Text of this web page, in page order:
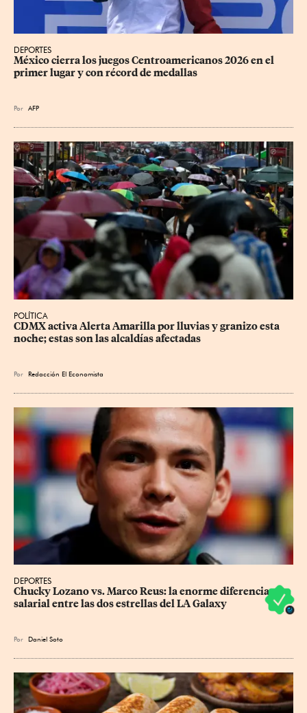
DEPORTES
México cierra los juegos Centroamericanos 2026 en el
primer lugar y con récord de medallas
Por AFP
POLÍTICA
CDMX activa Alerta Amarilla por lluvias y granizo esta
noche; estas son las alcaldías afectadas
Por Redacción El Economista
DEPORTES
Chucky Lozano vs. Marco Reus: la enorme diferencia
salarial entre las dos estrellas del LA Galaxy
Por Daniel Soto